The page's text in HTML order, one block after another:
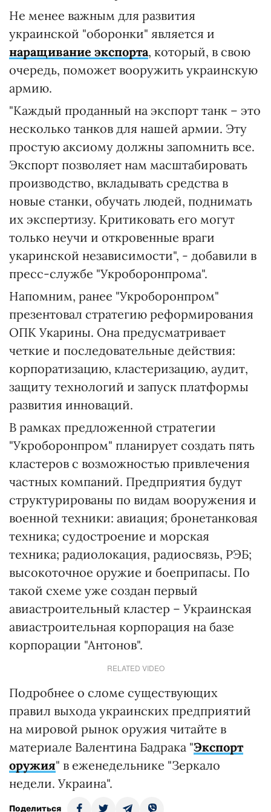
Не менее важным для развития
украинской "оборонки" является и
наращивание экспорта, который, в свою
очередь, поможет вооружить украинскую
армию.
"Каждый проданный на экспорт танк – это
несколько танков для нашей армии. Эту
простую аксиому должны запомнить все.
Экспорт позволяет нам масштабировать
производство, вкладывать средства в
новые станки, обучать людей, поднимать
их экспертизу. Критиковать его могут
только неучи и откровенные враги
укаринской независимости", - добавили в
пресс-службе "Укроборонпрома".
Напомним, ранее "Укроборонпром"
презентовал стратегию реформирования
ОПК Укарины. Она предусматривает
четкие и последовательные действия:
корпоратизацию, кластеризацию, аудит,
защиту технологий и запуск платформы
развития инноваций.
В рамках предложенной стратегии
"Укроборонпром" планирует создать пять
кластеров с возможностью привлечения
частных компаний. Предприятия будут
структурированы по видам вооружения и
военной техники: авиация; бронетанковая
техника; судостроение и морская
техника; радиолокация, радиосвязь, РЭБ;
высокоточное оружие и боеприпасы. По
такой схеме уже создан первый
авиастроительный кластер – Украинская
авиастроительная корпорация на базе
корпорации "Антонов".
RELATED VIDEO
Подробнее о сломе существующих
правил выхода украинских предприятий
на мировой рынок оружия читайте в
материале Валентина Бадрака "Экспорт
оружия" в еженедельнике "Зеркало
недели. Украина".
Поделиться